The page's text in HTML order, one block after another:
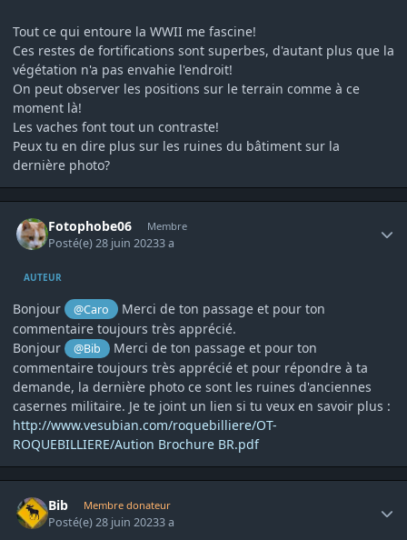
Tout ce qui entoure la WWII me fascine!
Ces restes de fortifications sont superbes, d'autant plus que la
végétation n'a pas envahie l'endroit!
On peut observer les positions sur le terrain comme à ce
moment là!
Les vaches font tout un contraste!
Peux tu en dire plus sur les ruines du bâtiment sur la
dernière photo?
Fotophobe06 Membre
Posté(e)28 juin 20233 a
AUTEUR
Bonjour @Caro
Merci de ton passage et pour ton
commentaire toujours très apprécié.
Bonjour
@Bib
Merci de ton passage et pour ton
commentaire toujours très apprécié et pour répondre à ta
demande, la dernière photo ce sont les ruines d'anciennes
casernes militaire. Je te joint un lien si tu veux en savoir plus :
http://www.vesubian.com/roquebilliere/OT-
ROQUEBILLIERE/Aution Brochure BR.pdf
Bib Membre donateur
Posté(e)28 juin 20233 a